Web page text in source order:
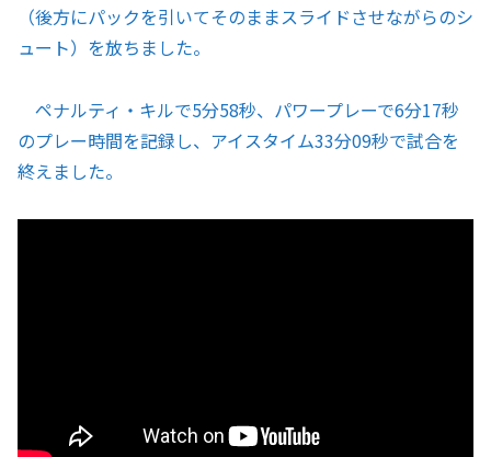
（後方にパックを引いてそのままスライドさせながらのシ
ュート）を放ちました。
ペナルティ・キルで5分58秒、パワープレーで6分17秒
のプレー時間を記録し、アイスタイム33分09秒で試合を
終えました。